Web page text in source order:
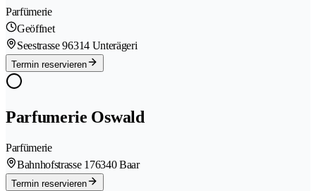
Parfümerie
Geöffnet
Seestrasse 96314 Unterägeri
Termin reservieren
Parfumerie Oswald
Parfümerie
Bahnhofstrasse 176340 Baar
Termin reservieren